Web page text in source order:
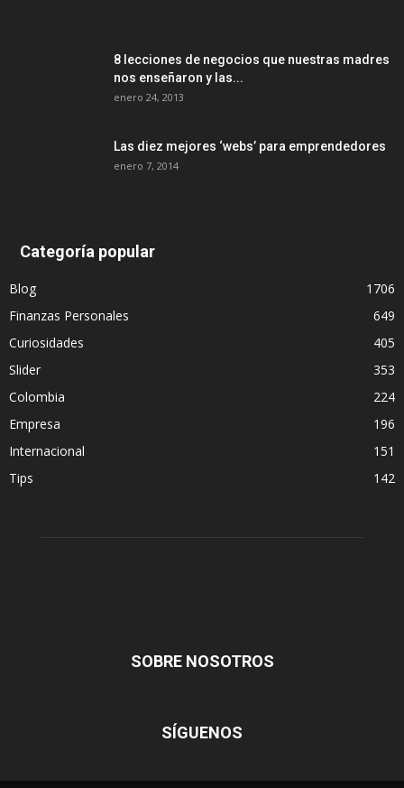
8 lecciones de negocios que nuestras madres
nos enseñaron y las...
enero 24, 2013
Las diez mejores ‘webs’ para emprendedores
enero 7, 2014
Categoría popular
Blog
1706
Finanzas Personales
649
Curiosidades
405
Slider
353
Colombia
224
Empresa
196
Internacional
151
Tips
142
SOBRE NOSOTROS
SÍGUENOS